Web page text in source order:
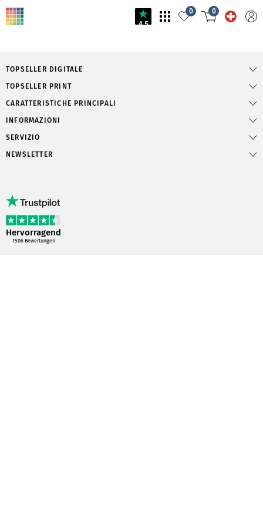
4.5
0 0
TOPSELLER DIGITALE
TOPSELLER PRINT
CARATTERISTICHE PRINCIPALI
INFORMAZIONI
SERVIZIO
Hervorragend
1506Bewertungen
NEWSLETTER